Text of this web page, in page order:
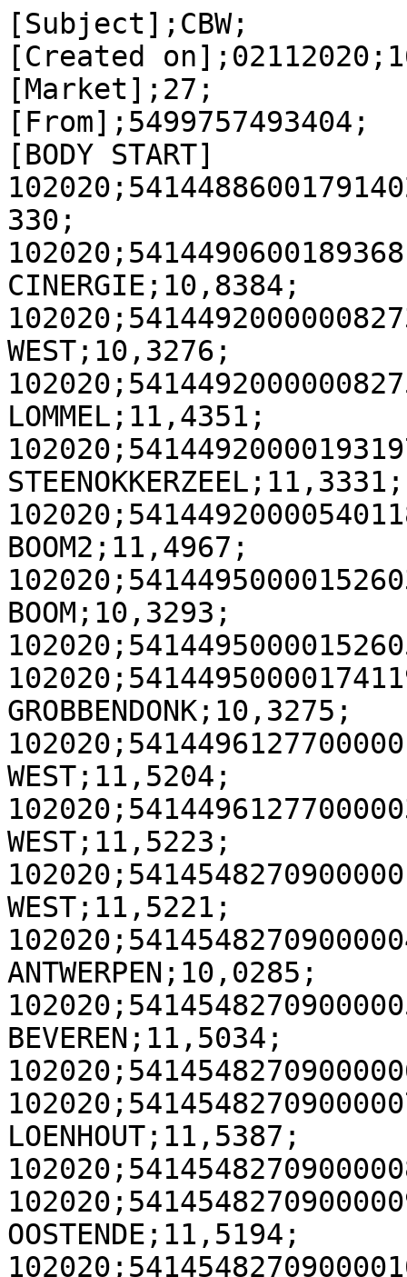
[Subject];CBW;
[Created
[Market];27;
[From];5499757493404;
[BODY START]
330;
CINERGIE;10,8384;
WEST;10,3276;
LOMMEL;11,4351;
STEENOKKERZEEL;11,3331;
BOOM2;11,4967;
BOOM;10,3293;
GROBBENDONK;10,3275;
WEST;11,5204;
WEST;11,5223;
WEST;11,5221;
ANTWERPEN;10,0285;
BEVEREN;11,5034;
LOENHOUT;11,5387;
OOSTENDE;11,5194;